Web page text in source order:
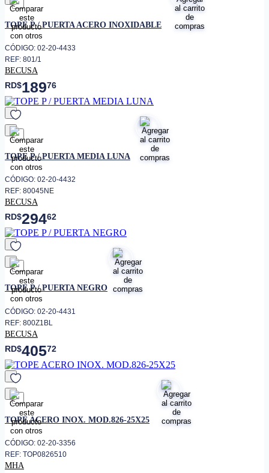
favorito
TOPE P / PUERTA ACERO INOXIDABLE
CÓDIGO: 02-20-4433
REF: 801/1
BECUSA
RD$18976
favorito
TOPE P / PUERTA MEDIA LUNA
CÓDIGO: 02-20-4432
REF: 80045NE
BECUSA
RD$29462
favorito
TOPE P / PUERTA NEGRO
CÓDIGO: 02-20-4431
REF: 800Z1BL
BECUSA
RD$40572
favorito
TOPE ACERO INOX. MOD.826-25X25
CÓDIGO: 02-20-3356
REF: TOP0826510
MHA